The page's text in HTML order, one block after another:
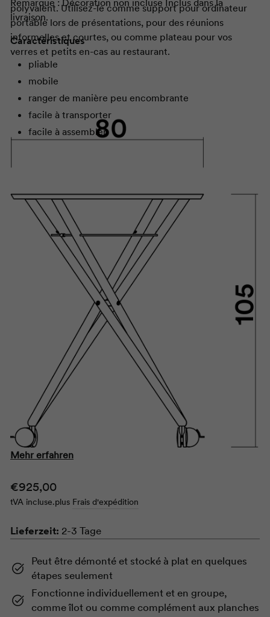
polyvalent. Utilisez-le comme support pour ordinateur
portable lors de présentations, pour des réunions
informelles et courtes, ou comme plateau pour vos
verres et petits en-cas au restaurant.
livraison.
Caractéristiques
pliable
mobile
ranger de manière peu encombrante
facile à transporter
facile à assembler
Mehr erfahren
Prix
€925,00
tVA incluse.plus Frais d'expédition
Lieferzeit: 2-3 Tage
Peut être démonté et stocké à plat en quelques
étapes seulement
Fonctionne individuellement et en groupe,
comme îlot ou comme complément aux planches